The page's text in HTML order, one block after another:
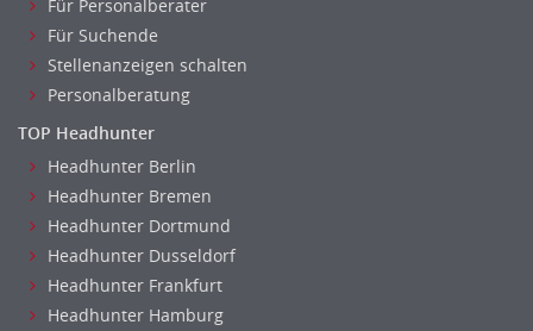
Für Personalberater
Für Suchende
Stellenanzeigen schalten
Personalberatung
TOP Headhunter
Headhunter Berlin
Headhunter Bremen
Headhunter Dortmund
Headhunter Dusseldorf
Headhunter Frankfurt
Headhunter Hamburg